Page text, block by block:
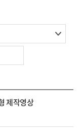
제작영상